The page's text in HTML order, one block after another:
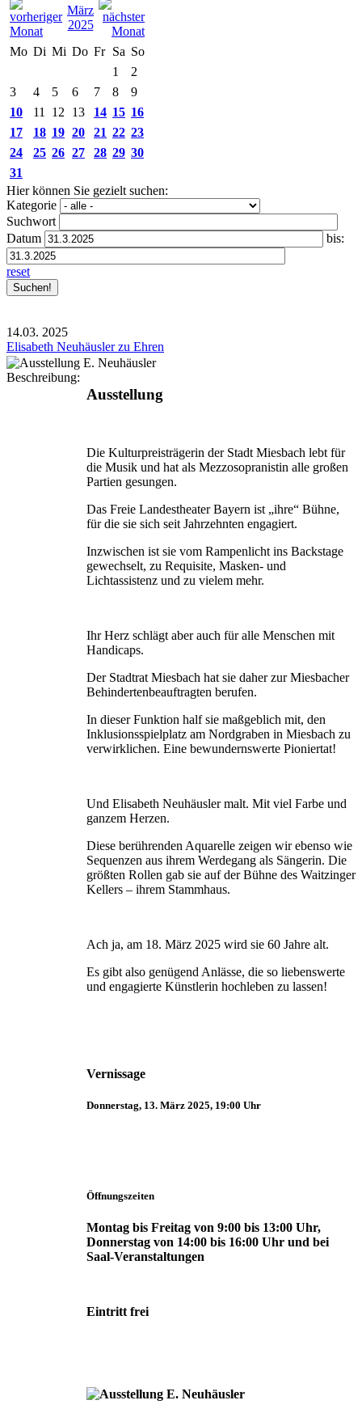
März
2025
Mo Di Mi Do Fr Sa So
1
2
3
4 5 6 7 8
9
10
11 12 13 14 15 16
17
18 19 20 21 22 23
24
25 26 27 28 29 30
31
Hier können Sie gezielt suchen:
Kategorie
Suchwort
Datum
bis:
reset
14.03. 2025
Elisabeth Neuhäusler zu Ehren
Beschreibung:
Ausstellung
Die Kulturpreisträgerin der Stadt Miesbach lebt für
die Musik und hat als Mezzosopranistin alle großen
Partien gesungen.
Das Freie Landestheater Bayern ist „ihre“ Bühne,
für die sie sich seit Jahrzehnten engagiert.
Inzwischen ist sie vom Rampenlicht ins Backstage
gewechselt, zu Requisite, Masken- und
Lichtassistenz und zu vielem mehr.
Ihr Herz schlägt aber auch für alle Menschen mit
Handi­caps.
Der Stadtrat Miesbach hat sie daher zur Miesbacher
Behindertenbeauftragten berufen.
In dieser Funktion half sie maßgeblich mit, den
Inklusionsspielplatz am Nordgraben in Miesbach zu
verwirklichen. Eine bewundernswerte Pioniertat!
Und Elisabeth Neuhäusler malt. Mit viel Farbe und
ganzem Herzen.
Diese berührenden Aquarelle zeigen wir ebenso wie
Sequenzen aus ihrem Werdegang als Sängerin. Die
größten Rollen gab sie auf der Bühne des Waitzinger
Kellers – ihrem Stammhaus.
Ach ja, am 18. März 2025 wird sie 60 Jahre alt.
Es gibt also genügend Anlässe, die so liebenswerte
und engagierte Künstlerin hochleben zu lassen!
Vernissage
Donnerstag, 13. März 2025, 19:00 Uhr
Öffnungszeiten
Montag bis Freitag von 9:00 bis 13:00 Uhr,
Donnerstag von 14:00 bis 16:00 Uhr und bei
Saal-Veranstaltungen
Eintritt frei